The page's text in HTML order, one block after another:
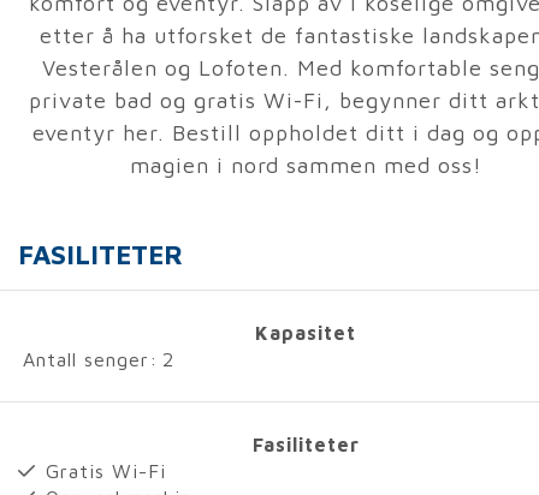
etter å ha utforsket de fantastiske
Vesterålen og Lofoten. Med komfortable
private bad og gratis Wi-Fi, begynner ditt
eventyr her. Bestill oppholdet ditt i dag og
magien i nord sammen med oss!
FASILITETER
Kapasitet
Antall senger: 2
Fasiliteter
Gratis Wi-Fi